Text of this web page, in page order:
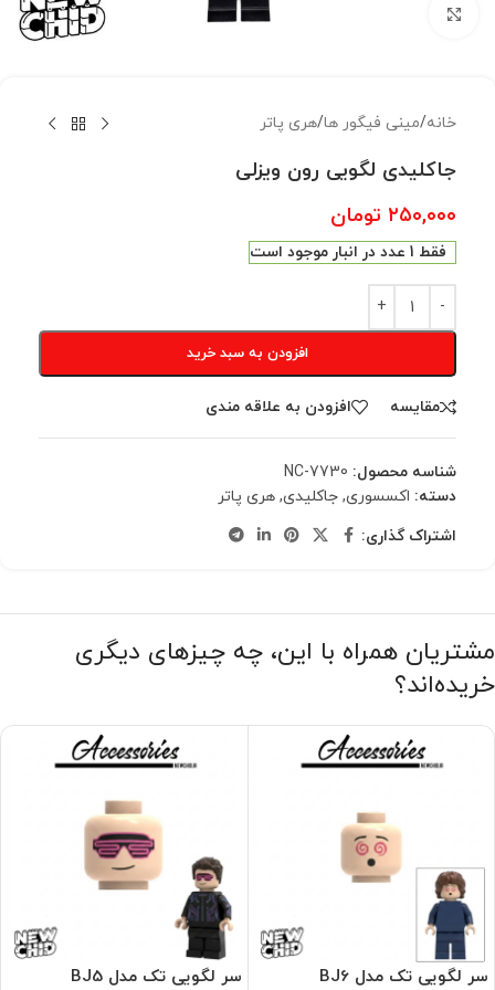
خانه/مینی فیگور ها/هری پاتر
جاکلیدی لگویی رون ویزلی
۲۵۰,۰۰۰ تومان
فقط 1 عدد در انبار موجود است
افزودن به سبد خرید
مقایسه افزودن به علاقه مندی
شناسه محصول: NC-7730
دسته: اکسسوری, جاکلیدی, هری پاتر
اشتراک گذاری:
مشتریان همراه با این، چه چیزهای دیگری
خریده‌اند؟
سر لگویی تک‌ مدل BJ6 سر لگویی تک‌ مدل BJ5